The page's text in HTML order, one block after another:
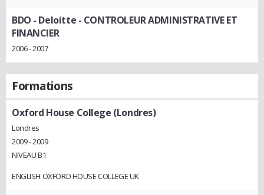
BDO - Deloitte - CONTROLEUR ADMINISTRATIVE ET
FINANCIER
2006 - 2007
Formations
Oxford House College (Londres)
Londres
2009 - 2009
NIVEAU B1
ENGLISH OXFORD HOUSE COLLEGE UK